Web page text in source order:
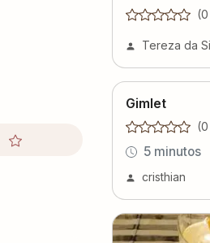
(0
Tereza da
Gimlet
(0
5 minutos
cristhian